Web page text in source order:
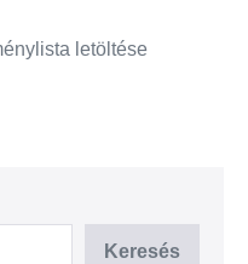
letöltése
Keresés